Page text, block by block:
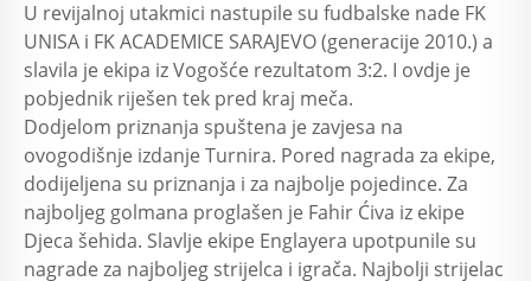
U revijalnoj utakmici nastupile su fudbalske nade FK
UNISA i FK ACADEMICE SARAJEVO (generacije 2010.) a
slavila je ekipa iz Vogošće rezultatom 3:2. I ovdje je
pobjednik riješen tek pred kraj meča.
Dodjelom priznanja spuštena je zavjesa na
ovogodišnje izdanje Turnira. Pored nagrada za ekipe,
dodijeljena su priznanja i za najbolje pojedince. Za
najboljeg golmana proglašen je Fahir Ćiva iz ekipe
Djeca šehida. Slavlje ekipe Englayera upotpunile su
nagrade za najboljeg strijelca i igrača. Najbolji strijelac